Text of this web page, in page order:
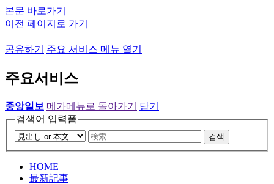
본문 바로가기
이전 페이지로 가기
공유하기 주요 서비스 메뉴 열기
주요서비스
중앙일보 메가메뉴로 돌아가기
닫기
검색어 입력폼
검색
HOME
最新記事